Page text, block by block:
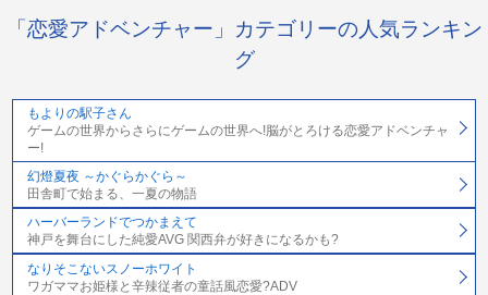
「恋愛アドベンチャー」カテゴリーの人気ランキン
グ
もよりの駅子さん
ゲームの世界からさらにゲームの世界へ!脳がとろける恋愛アドベンチャ
ー!
幻燈夏夜 ～かぐらかぐら～
田舎町で始まる、一夏の物語
ハーバーランドでつかまえて
神戸を舞台にした純愛AVG 関西弁が好きになるかも?
なりそこないスノーホワイト
ワガママお姫様と辛辣従者の童話風恋愛?ADV